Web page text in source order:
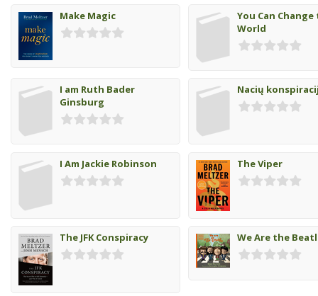
Make Magic
You Can
World
I am Ruth Bader
Ginsburg
Nacių
I Am Jackie Robinson The Viper
The JFK Conspiracy We Are the